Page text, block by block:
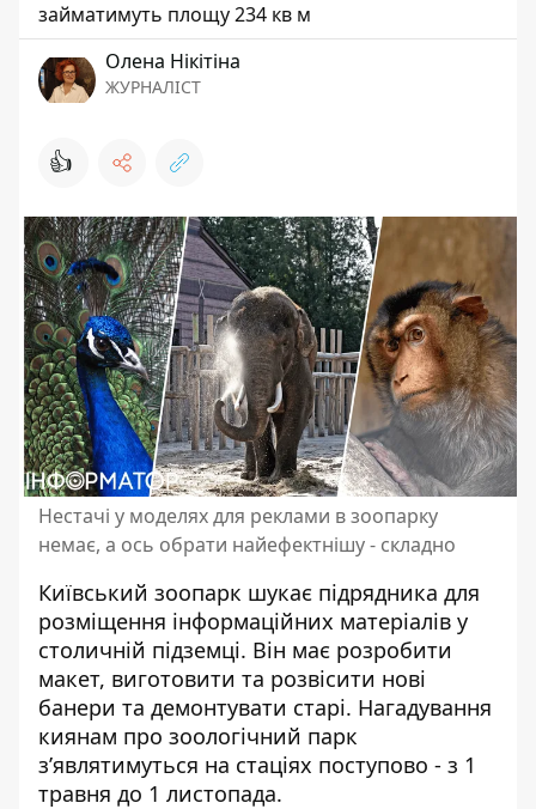
займатимуть площу 234 кв м
Олена Нікітіна
ЖУРНАЛІСТ
👍
Нестачі у моделях для реклами в зоопарку
немає, а ось обрати найефектнішу - складно
Київський зоопарк шукає підрядника для
розміщення інформаційних матеріалів у
столичній підземці. Він має розробити
макет, виготовити та розвісити нові
банери та демонтувати старі. Нагадування
киянам про зоологічний парк
з’являтимуться на стаціях поступово - з 1
травня до 1 листопада.